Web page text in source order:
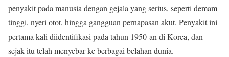
penyakit pada manusia dengan gejala yang serius, seperti demam
tinggi, nyeri otot, hingga gangguan pernapasan akut. Penyakit ini
pertama kali diidentifikasi pada tahun 1950-an di Korea, dan
sejak itu telah menyebar ke berbagai belahan dunia.